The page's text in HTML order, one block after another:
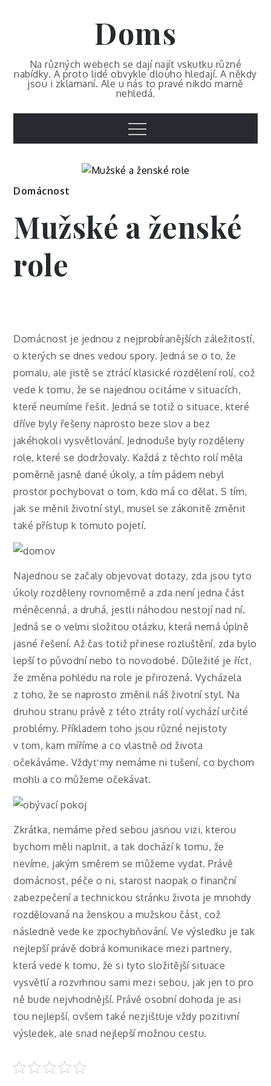
Doms
Na různých webech se dají najít vskutku různé
nabídky. A proto lidé obvykle dlouho hledají. A někdy
jsou i zklamaní. Ale u nás to pravé nikdo marně
nehledá.
Menu
Domácnost
Mužské a ženské
role
Domácnost je jednou z nejprobíranějších záležitostí,
o kterých se dnes vedou spory. Jedná se o to, že
pomalu, ale jistě se ztrácí klasické rozdělení rolí, což
vede k tomu, že se najednou ocitáme v situacích,
které neumíme řešit. Jedná se totiž o situace, které
dříve byly řešeny naprosto beze slov a bez
jakéhokoli vysvětlování. Jednoduše byly rozděleny
role, které se dodržovaly. Každá z těchto rolí měla
poměrně jasně dané úkoly, a tím pádem nebyl
prostor pochybovat o tom, kdo má co dělat. S tím,
jak se měnil životní styl, musel se zákonitě změnit
také přístup k tomuto pojetí.
Najednou se začaly objevovat dotazy, zda jsou tyto
úkoly rozděleny rovnoměrně a zda není jedna část
méněcenná, a druhá, jestli náhodou nestojí nad ní.
Jedná se o velmi složitou otázku, která nemá úplně
jasné řešení. Až čas totiž přinese rozluštění, zda bylo
lepší to původní nebo to novodobé. Důležité je říct,
že změna pohledu na role je přirozená. Vycházela
z toho, že se naprosto změnil náš životní styl. Na
druhou stranu právě z této ztráty rolí vychází určité
problémy. Příkladem toho jsou různé nejistoty
v tom, kam míříme a co vlastně od života
očekáváme. Vždyť my nemáme ni tušení, co bychom
mohli a co můžeme očekávat.
Zkrátka, nemáme před sebou jasnou vizi, kterou
bychom měli naplnit, a tak dochází k tomu, že
nevíme, jakým směrem se můžeme vydat. Právě
domácnost, péče o ni, starost naopak o finanční
zabezpečení a technickou stránku života je mnohdy
rozdělovaná na ženskou a mužskou část, což
následně vede ke zpochybňování. Ve výsledku je tak
nejlepší právě dobrá komunikace mezi partnery,
která vede k tomu, že si tyto složitější situace
vysvětlí a rozvrhnou sami mezi sebou, jak jen to pro
ně bude nejvhodnější. Právě osobní dohoda je asi
tou nejlepší, ovšem také nezjišťuje vždy pozitivní
výsledek, ale snad nejlepší možnou cestu.